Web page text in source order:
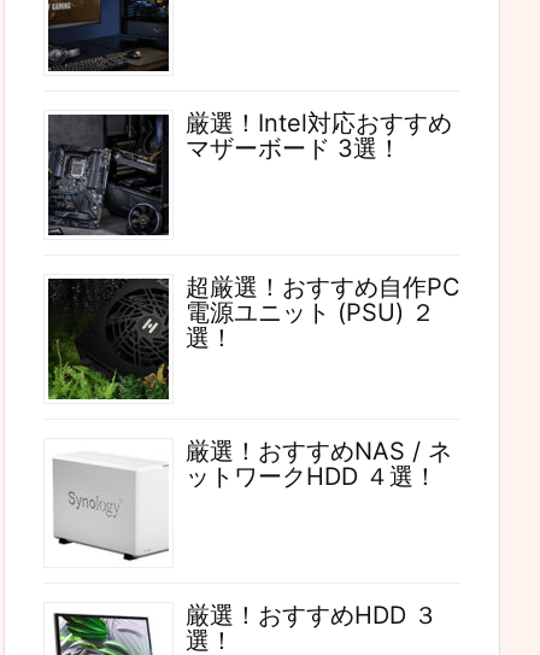
厳選！Intel対応おすすめ
マザーボード 3選！
超厳選！おすすめ自作PC
電源ユニット (PSU) ２
選！
厳選！おすすめNAS / ネ
ットワークHDD ４選！
厳選！おすすめHDD ３
選！